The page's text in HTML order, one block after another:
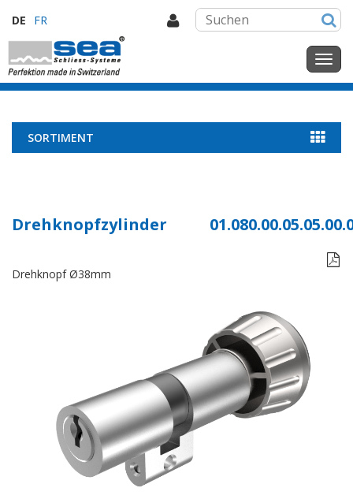
DE FR
SORTIMENT
Drehknopfzylinder

Drehknopf Ø38mm